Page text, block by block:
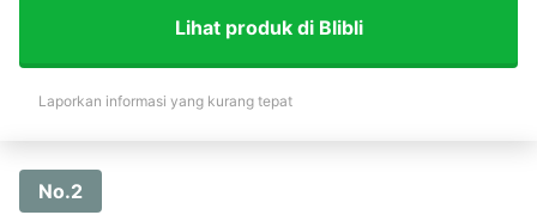
Lihat produk di Blibli
Laporkan informasi yang kurang tepat
No.2